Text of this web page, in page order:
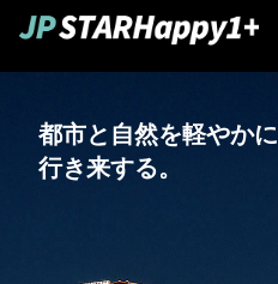
都市と自然を軽やかに
行き来する。